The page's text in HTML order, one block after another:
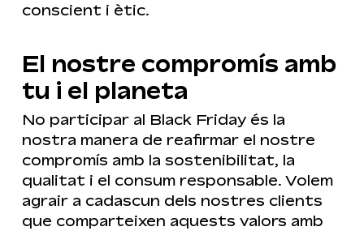
conscient i ètic.
El nostre compromís amb
tu i el planeta
No participar al Black Friday és la
nostra manera de reafirmar el nostre
compromís amb la sostenibilitat, la
qualitat i el consum responsable. Volem
agrair a cadascun dels nostres clients
que comparteixen aquests valors amb